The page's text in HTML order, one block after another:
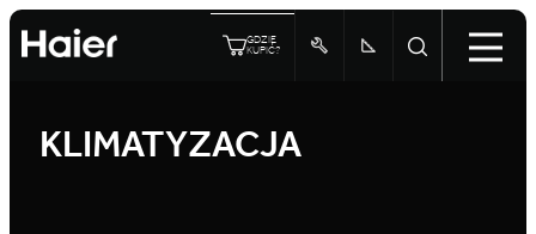
GDZIE
KUPIĆ?
KLIMATYZACJA